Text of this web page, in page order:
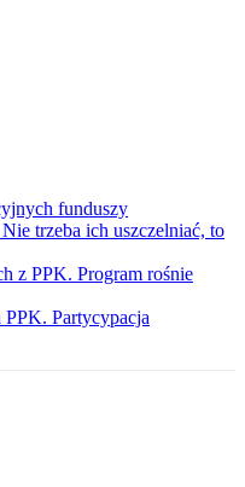
funduszy
trzeba ich uszczelniać, to
z PPK. Program rośnie
Partycypacja